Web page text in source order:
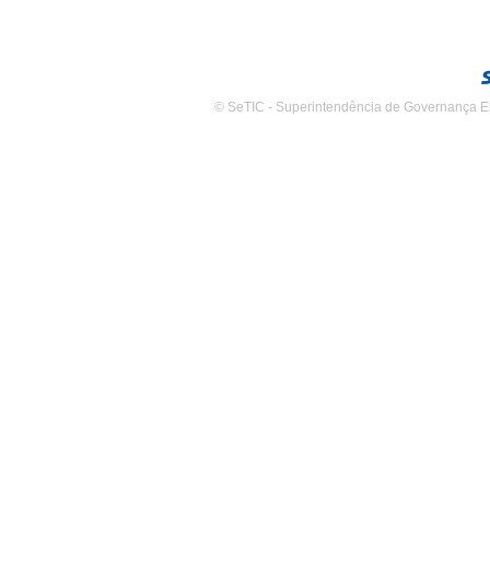
© SeTIC - Superintendência de Governança